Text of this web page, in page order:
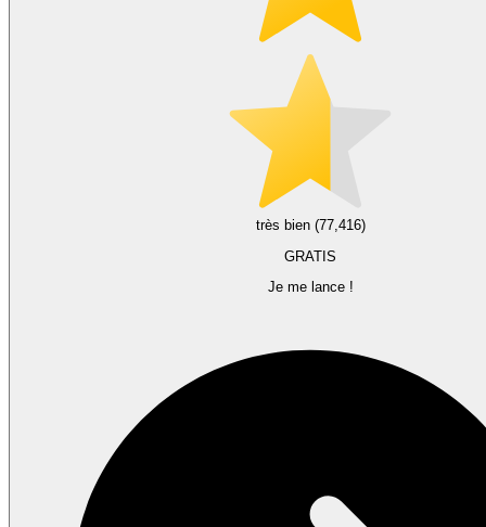
très bien (77,416)
GRATIS
Je me lance !